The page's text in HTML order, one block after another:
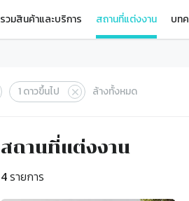
รวมสินค้าและบริการ สถานที่แต่งงาน บท
1ดาวขึ้นไป ล้างทั้งหมด
สถานที่แต่งงาน
4รายการ